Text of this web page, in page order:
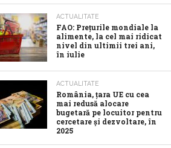
ACTUALITATE
FAO: Prețurile mondiale la
alimente, la cel mai ridicat
nivel din ultimii trei ani,
în iulie
ACTUALITATE
România, țara UE cu cea
mai redusă alocare
bugetară pe locuitor pentru
cercetare și dezvoltare, în
2025